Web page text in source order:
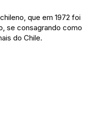
que em 1972 foi
se consagrando como
do Chile.